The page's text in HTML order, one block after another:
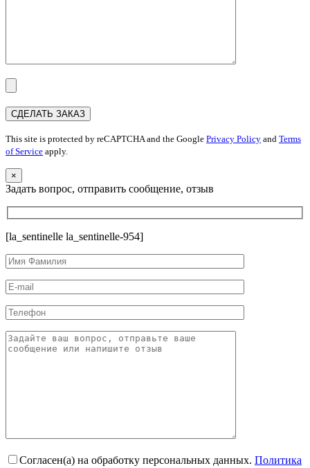
This site is protected by reCAPTCHA and the Google Privacy Policy and Terms
of Service apply.
×
Задать вопрос, отправить сообщение, отзыв
[la_sentinelle la_sentinelle-954]
Согласен(а) на обработку персональных данных. Политика